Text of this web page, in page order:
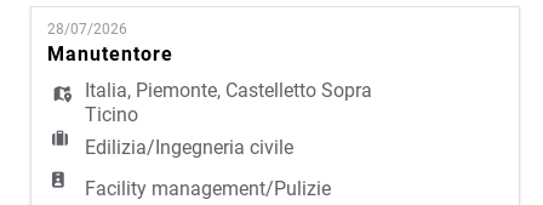
EN
FR
IT
modello operativo integrato, che riunisce
progettazione, sviluppo e costruzione, l'azienda
presidia l'intero ciclo di vita degli interventi,
assicurando elev
28/07/2026
Manutentore
Italia, Piemonte, Castelletto Sopra
Ticino
Edilizia/Ingegneria civile
Facility management/Pulizie